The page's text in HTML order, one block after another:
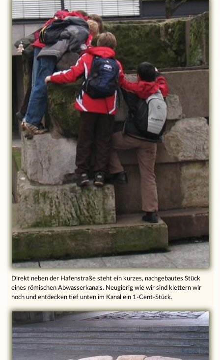
Direkt neben der Hafenstraße steht ein kurzes, nachgebautes Stück
eines römischen Abwasserkanals. Neugierig wie wir sind klettern wir
hoch und entdecken tief unten im Kanal ein 1-Cent-Stück.